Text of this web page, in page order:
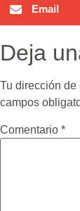
Email
Deja
Tu dirección de
campos
Comentario *